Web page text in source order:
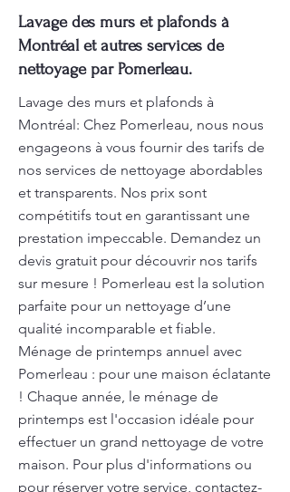
Lavage des murs et plafonds à
Montréal et autres services de
nettoyage par Pomerleau.
Lavage des murs et plafonds à
Montréal: Chez Pomerleau, nous nous
engageons à vous fournir des tarifs de
nos services de nettoyage abordables
et transparents. Nos prix sont
compétitifs tout en garantissant une
prestation impeccable. Demandez un
devis gratuit pour découvrir nos tarifs
sur mesure ! Pomerleau est la solution
parfaite pour un nettoyage d’une
qualité incomparable et fiable.
Ménage de printemps annuel avec
Pomerleau : pour une maison éclatante
! Chaque année, le ménage de
printemps est l'occasion idéale pour
effectuer un grand nettoyage de votre
maison. Pour plus d'informations ou
pour réserver votre service, contactez-